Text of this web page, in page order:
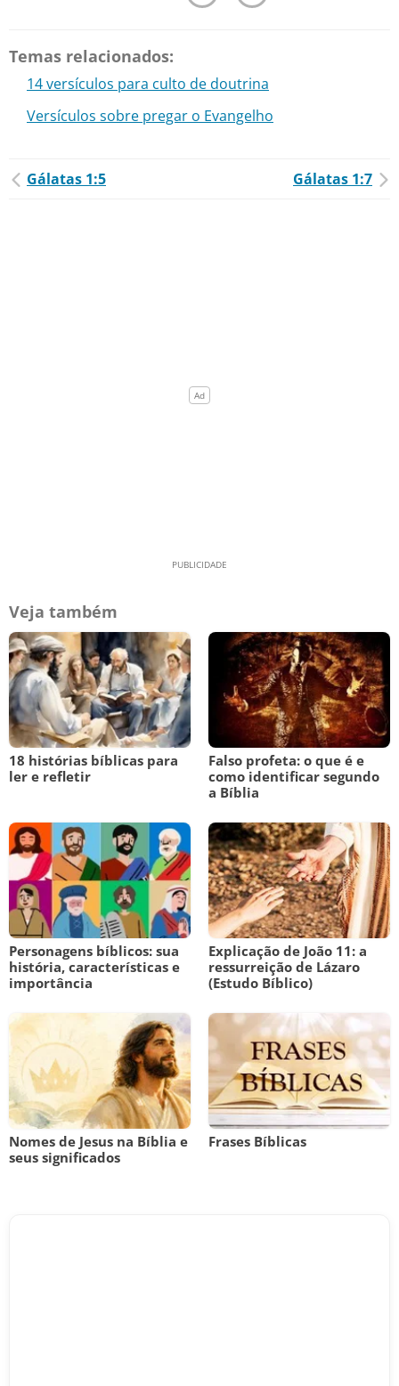
Temas relacionados:
14 versículos para culto de doutrina
Versículos sobre pregar o Evangelho
Gálatas 1:5 Gálatas 1:7
Veja também
18 histórias bíblicas para
ler e refletir
Falso profeta: o que é e
como identificar segundo
a Bíblia
Personagens bíblicos: sua
história, características e
importância
Explicação de João 11: a
ressurreição de Lázaro
(Estudo Bíblico)
Nomes de Jesus na Bíblia e
seus significados
Frases Bíblicas